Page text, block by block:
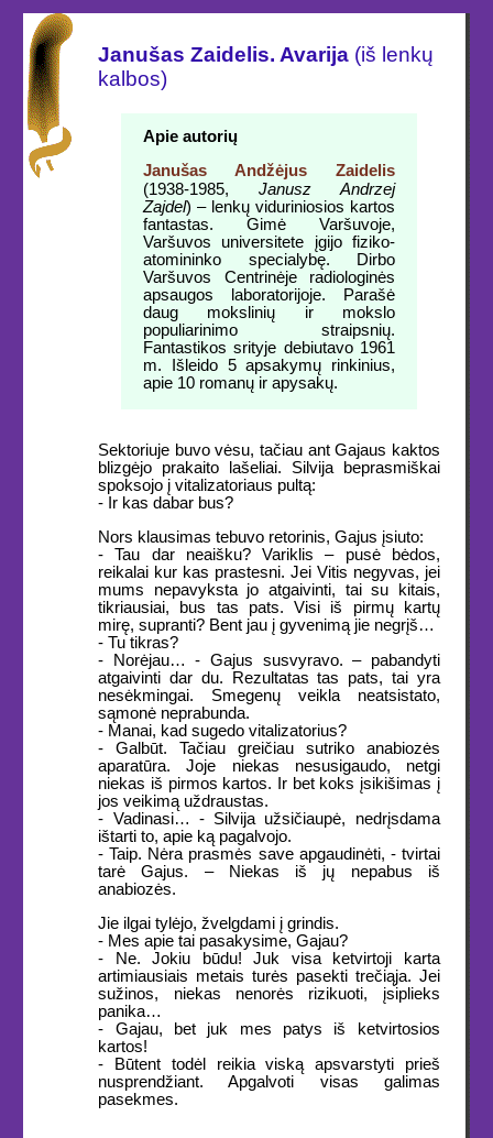
Janušas Zaidelis. Avarija (iš lenkų
kalbos)
Apie autorių
Janušas Andžėjus Zaidelis
(1938-1985, Janusz Andrzej
Zajdel) – lenkų viduriniosios kartos
fantastas. Gimė Varšuvoje,
Varšuvos universitete įgijo fiziko-
atomininko specialybę. Dirbo
Varšuvos Centrinėje radiologinės
apsaugos laboratorijoje. Parašė
daug mokslinių ir mokslo
populiarinimo straipsnių.
Fantastikos srityje debiutavo 1961
m. Išleido 5 apsakymų rinkinius,
apie 10 romanų ir apysakų.
Sektoriuje buvo vėsu, tačiau ant Gajaus kaktos
blizgėjo prakaito lašeliai. Silvija beprasmiškai
spoksojo į vitalizatoriaus pultą:
- Ir kas dabar bus?
Nors klausimas tebuvo retorinis, Gajus įsiuto:
- Tau dar neaišku? Variklis – pusė bėdos,
reikalai kur kas prastesni. Jei Vitis negyvas, jei
mums nepavyksta jo atgaivinti, tai su kitais,
tikriausiai, bus tas pats. Visi iš pirmų kartų
mirę, supranti? Bent jau į gyvenimą jie negrįš…
- Tu tikras?
- Norėjau… - Gajus susvyravo. – pabandyti
atgaivinti dar du. Rezultatas tas pats, tai yra
nesėkmingai. Smegenų veikla neatsistato,
sąmonė neprabunda.
- Manai, kad sugedo vitalizatorius?
- Galbūt. Tačiau greičiau sutriko anabiozės
aparatūra. Joje niekas nesusigaudo, netgi
niekas iš pirmos kartos. Ir bet koks įsikišimas į
jos veikimą uždraustas.
- Vadinasi… - Silvija užsičiaupė, nedrįsdama
ištarti to, apie ką pagalvojo.
- Taip. Nėra prasmės save apgaudinėti, - tvirtai
tarė Gajus. – Niekas iš jų nepabus iš
anabiozės.
Jie ilgai tylėjo, žvelgdami į grindis.
- Mes apie tai pasakysime, Gajau?
- Ne. Jokiu būdu! Juk visa ketvirtoji karta
artimiausiais metais turės pasekti trečiąja. Jei
sužinos, niekas nenorės rizikuoti, įsiplieks
panika…
- Gajau, bet juk mes patys iš ketvirtosios
kartos!
- Būtent todėl reikia viską apsvarstyti prieš
nusprendžiant. Apgalvoti visas galimas
pasekmes.